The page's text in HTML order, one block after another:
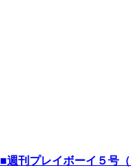
■週刊プレイボーイ５号